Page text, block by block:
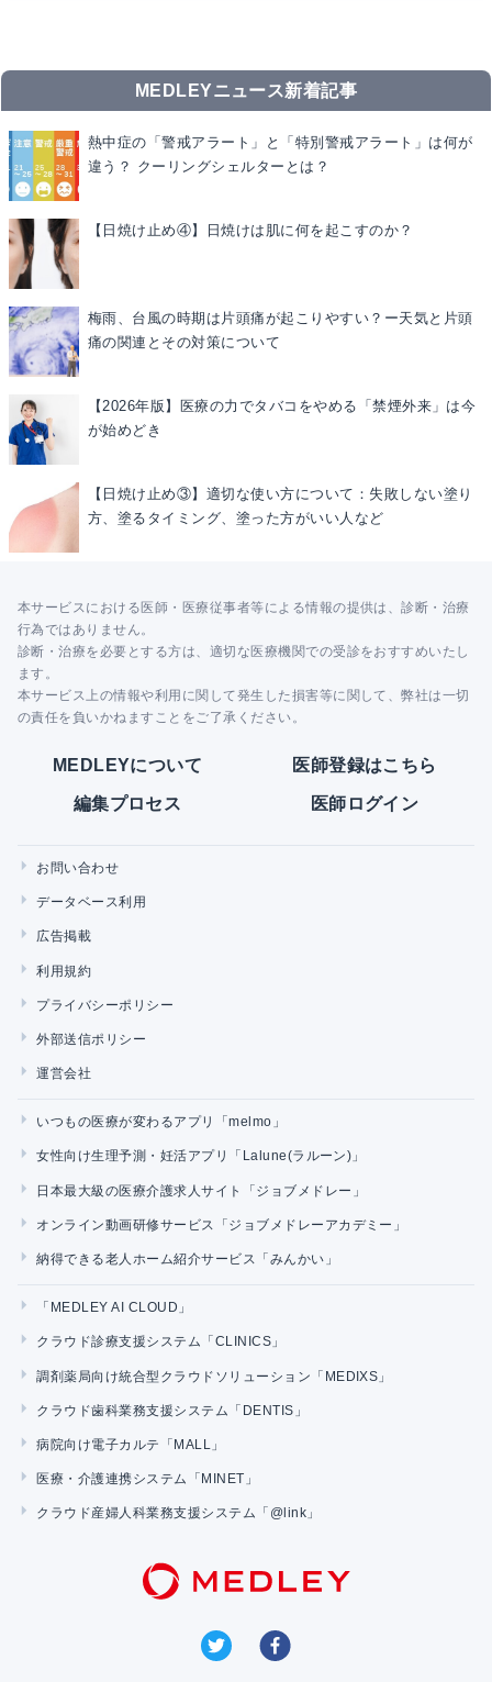
MEDLEYニュース新着記事
熱中症の「警戒アラート」と「特別警戒アラート」は何が
違う？ クーリングシェルターとは？
【日焼け止め④】日焼けは肌に何を起こすのか？
梅雨、台風の時期は片頭痛が起こりやすい？ー天気と片頭
痛の関連とその対策について
【2026年版】医療の力でタバコをやめる「禁煙外来」は今
が始めどき
【日焼け止め③】適切な使い方について：失敗しない塗り
方、塗るタイミング、塗った方がいい人など
本サービスにおける医師・医療従事者等による情報の提供は、診断・治療
行為ではありません。
診断・治療を必要とする方は、適切な医療機関での受診をおすすめいたし
ます。
本サービス上の情報や利用に関して発生した損害等に関して、弊社は一切
の責任を負いかねますことをご了承ください。
MEDLEYについて 医師登録はこちら
編集プロセス 医師ログイン
お問い合わせ
データベース利用
広告掲載
利用規約
プライバシーポリシー
外部送信ポリシー
運営会社
いつもの医療が変わるアプリ「melmo」
女性向け生理予測・妊活アプリ「Lalune(ラルーン)」
日本最大級の医療介護求人サイト「ジョブメドレー」
オンライン動画研修サービス「ジョブメドレーアカデミー」
納得できる老人ホーム紹介サービス「みんかい」
「MEDLEY AI CLOUD」
クラウド診療支援システム「CLINICS」
調剤薬局向け統合型クラウドソリューション「MEDIXS」
クラウド歯科業務支援システム「DENTIS」
病院向け電子カルテ「MALL」
医療・介護連携システム「MINET」
クラウド産婦人科業務支援システム「@link」